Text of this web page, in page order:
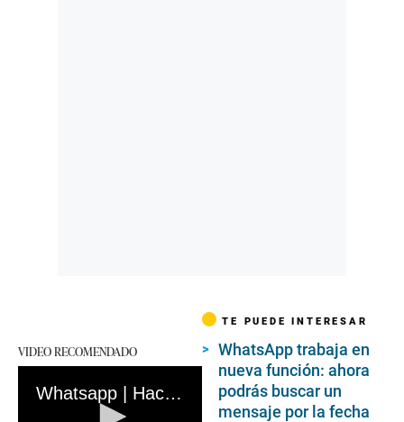
VIDEO RECOMENDADO
Whatsapp | Hackers aprovechan falla de seguridad en aplicativo para instalar programa espía
TE PUEDE INTERESAR
WhatsApp trabaja en
nueva función: ahora
podrás buscar un
mensaje por la fecha